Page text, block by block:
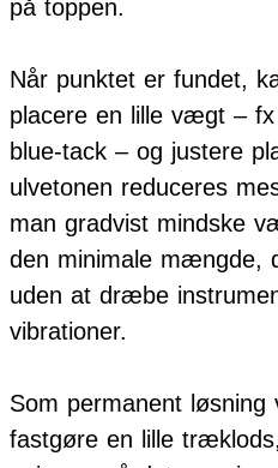
på toppen.
Når punktet er fundet,
placere en lille vægt –
blue-tack – og justere
ulvetonen reduceres
man gradvist mindske
den minimale mængde,
uden at dræbe
vibrationer.
Som permanent
fastgøre en lille